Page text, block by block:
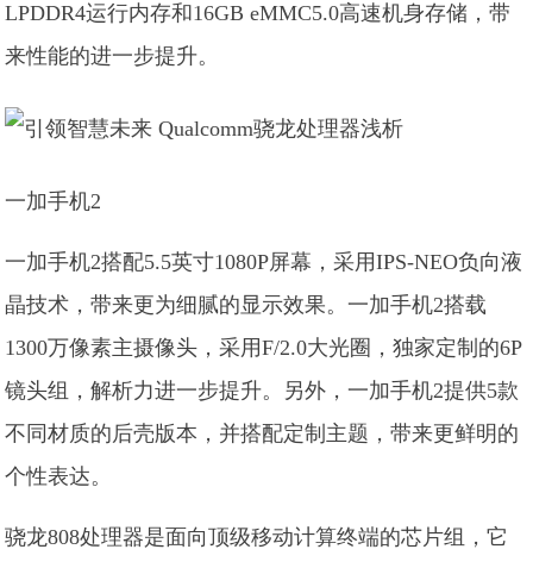
LPDDR4运行内存和16GB eMMC5.0高速机身存储，带
来性能的进一步提升。
一加手机2
一加手机2搭配5.5英寸1080P屏幕，采用IPS-NEO负向液
晶技术，带来更为细腻的显示效果。一加手机2搭载
1300万像素主摄像头，采用F/2.0大光圈，独家定制的6P
镜头组，解析力进一步提升。另外，一加手机2提供5款
不同材质的后壳版本，并搭配定制主题，带来更鲜明的
个性表达。
骁龙808处理器是面向顶级移动计算终端的芯片组，它